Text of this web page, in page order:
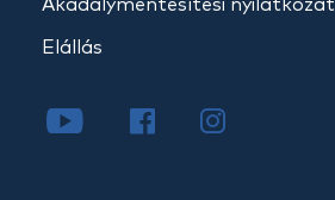
Akadálymentesítési nyilatkozat
Elállás